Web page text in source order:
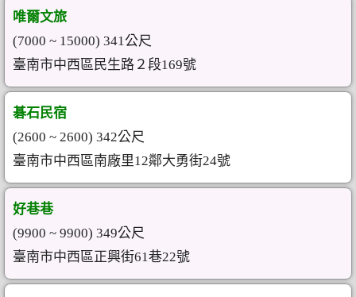
唯爾文旅
(7000 ~ 15000) 341公尺
臺南市中西區民生路２段169號
碁石民宿
(2600 ~ 2600) 342公尺
臺南市中西區南廠里12鄰大勇街24號
好巷巷
(9900 ~ 9900) 349公尺
臺南市中西區正興街61巷22號